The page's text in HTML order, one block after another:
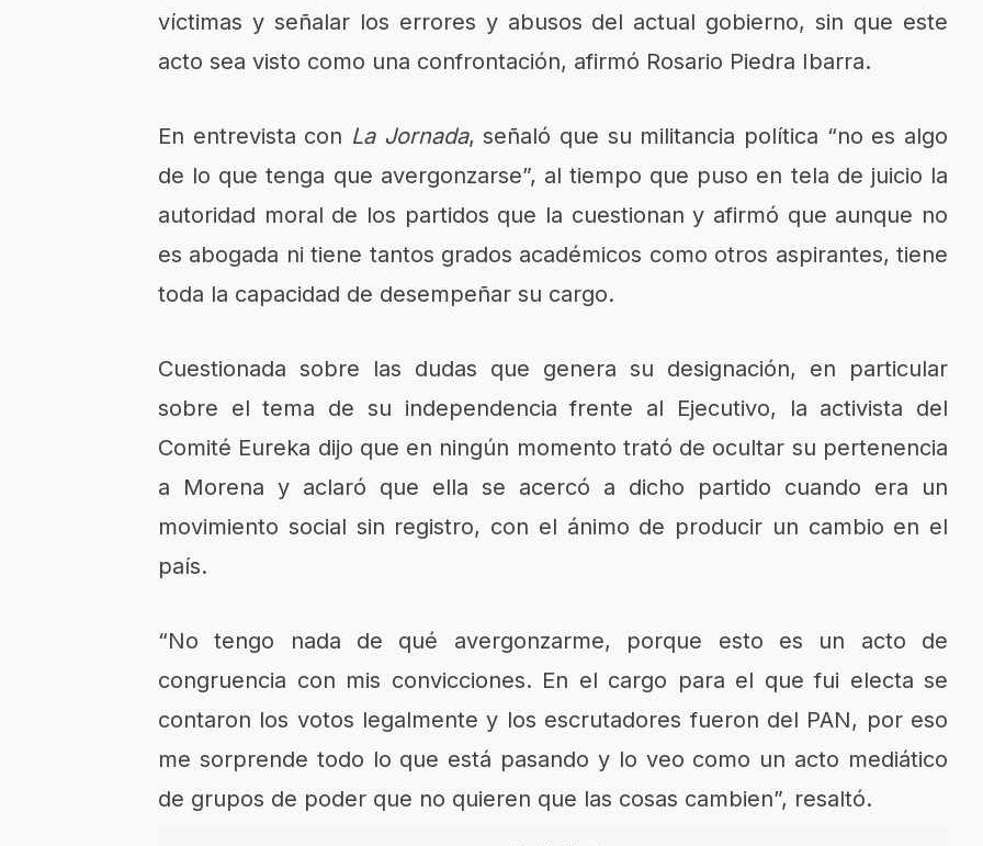
víctimas y señalar los errores y abusos del actual gobierno, sin que este
acto sea visto como una confrontación, afirmó Rosario Piedra Ibarra.
En entrevista con La Jornada, señaló que su militancia política “no es algo
de lo que tenga que avergonzarse”, al tiempo que puso en tela de juicio la
autoridad moral de los partidos que la cuestionan y afirmó que aunque no
es abogada ni tiene tantos grados académicos como otros aspirantes, tiene
toda la capacidad de desempeñar su cargo.
Cuestionada sobre las dudas que genera su designación, en particular
sobre el tema de su independencia frente al Ejecutivo, la activista del
Comité Eureka dijo que en ningún momento trató de ocultar su pertenencia
a Morena y aclaró que ella se acercó a dicho partido cuando era un
movimiento social sin registro, con el ánimo de producir un cambio en el
país.
“No tengo nada de qué avergonzarme, porque esto es un acto de
congruencia con mis convicciones. En el cargo para el que fui electa se
contaron los votos legalmente y los escrutadores fueron del PAN, por eso
me sorprende todo lo que está pasando y lo veo como un acto mediático
de grupos de poder que no quieren que las cosas cambien”, resaltó.